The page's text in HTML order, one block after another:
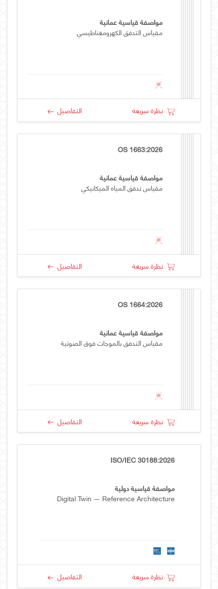
مواصفة قياسية عمانية
مقياس التدفق الكهرومغناطيسي
نظرة سريعة التفاصيل
OS 1663:2026
مواصفة قياسية عمانية
مقياس تدفق المياه الميكانيكي
نظرة سريعة التفاصيل
OS 1664:2026
مواصفة قياسية عمانية
مقياس التدفق بالموجات فوق الصوتية
نظرة سريعة التفاصيل
ISO/IEC 30188:2026
مواصفة قياسية دولية
Digital Twin — Reference Architecture
نظرة سريعة التفاصيل